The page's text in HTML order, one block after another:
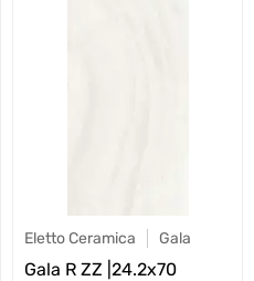
Eletto Ceramica Gala
Gala R ZZ |24.2x70